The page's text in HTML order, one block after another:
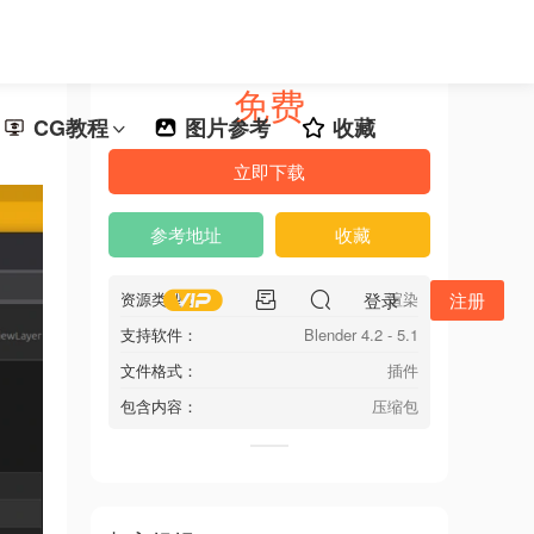
CG教程 图片参考 收藏
登录 注册
免费
立即下载
参考地址 收藏
资源类型：
渲染
支持软件：
Blender 4.2 - 5.1
文件格式：
插件
包含内容：
压缩包